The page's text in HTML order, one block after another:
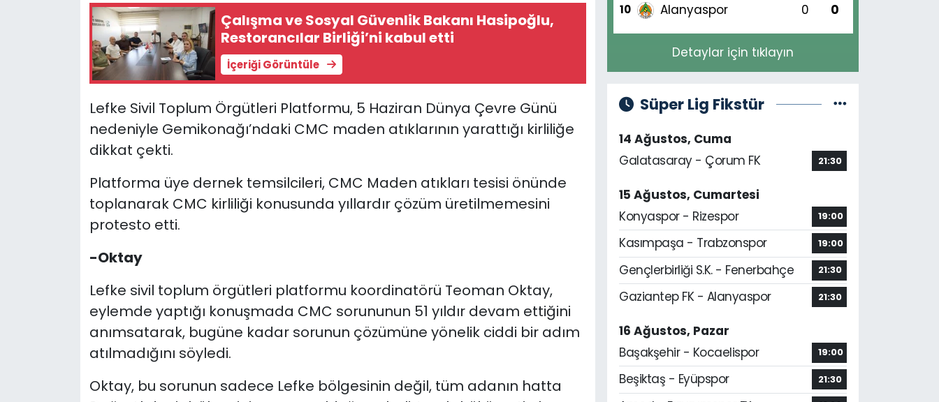
Çalışma ve Sosyal Güvenlik Bakanı Hasipoğlu,
Restorancılar Birliği’ni kabul etti
İçeriği Görüntüle
Lefke Sivil Toplum Örgütleri Platformu, 5 Haziran Dünya Çevre Günü
nedeniyle Gemikonağı’ndaki CMC maden atıklarının yarattığı kirliliğe
dikkat çekti.
Platforma üye dernek temsilcileri, CMC Maden atıkları tesisi önünde
toplanarak CMC kirliliği konusunda yıllardır çözüm üretilmemesini
protesto etti.
-Oktay
Lefke sivil toplum örgütleri platformu koordinatörü Teoman Oktay,
eylemde yaptığı konuşmada CMC sorununun 51 yıldır devam ettiğini
anımsatarak, bugüne kadar sorunun çözümüne yönelik ciddi bir adım
atılmadığını söyledi.
Oktay, bu sorunun sadece Lefke bölgesinin değil, tüm adanın hatta
10 Alanyaspor 0 0
Detaylar için tıklayın
Süper Lig Fikstür
14 Ağustos, Cuma
Galatasaray - Çorum FK
21:30
15 Ağustos, Cumartesi
Konyaspor - Rizespor
19:00
Kasımpaşa - Trabzonspor 19:00
Gençlerbirliği S.K. - Fenerbahçe 21:30
Gaziantep FK - Alanyaspor 21:30
16 Ağustos, Pazar
Başakşehir - Kocaelispor
19:00
Beşiktaş - Eyüpspor 21:30
Yazarlar